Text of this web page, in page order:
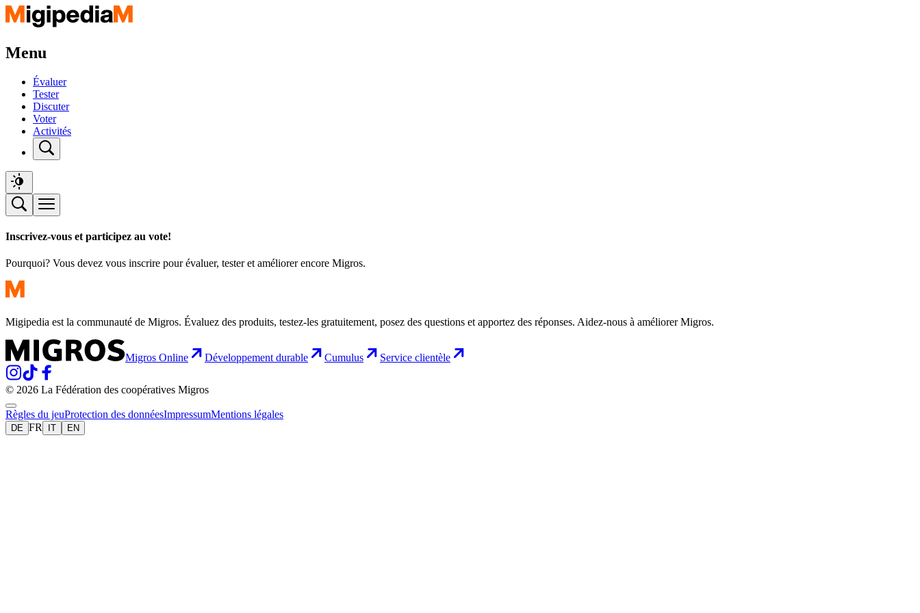
Menu
Évaluer
Tester
Discuter
Voter
Activités
Inscrivez-vous et participez au vote!
Pourquoi? Vous devez vous inscrire pour évaluer, tester et améliorer encore Migros.
Migipedia est la communauté de Migros. Évaluez des produits, testez-les gratuitement, posez des questions et apportez des réponses. Aidez-nous à améliorer Migros.
Migros Online Développement durable Cumulus Service clientèle
© 2026 La Fédération des coopératives Migros
Règles du jeuProtection des donnéesImpressumMentions légales
DE FR IT EN